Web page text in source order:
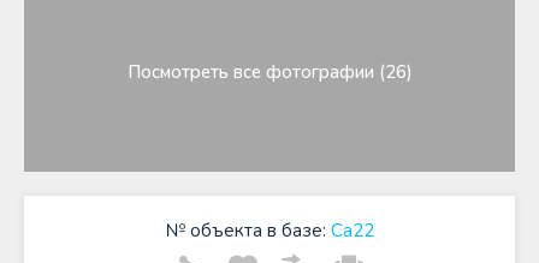
Посмотреть все фотографии (26)
№ объекта в базе: Ca22